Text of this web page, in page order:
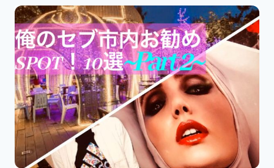
使
い
た
い!
教
え
た
い
ア
プ
リ!
【EATIGO】
セ